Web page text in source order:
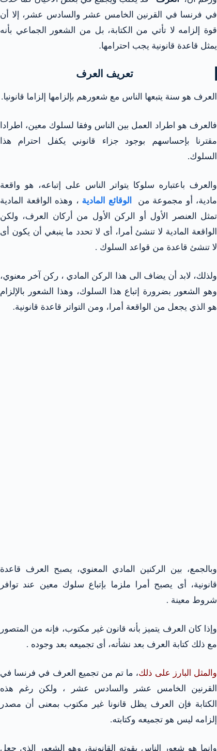
في فرنسا في القرنين الخامس عشر والسادس عشر، إلا أن
قوة إلزامه لا تأتي من الكتابة، بل من الشعور الجماعي بأنه
يمثل قاعدة قانونية يجب احترامها.
تعريف العرف
العرف هو سنة يتبعها الناس مع شعورهم بإلزامها إلزاما قانونيا.
فالعرف هو اطراد العمل بين الناس وفقا لسلوك معين، اطرادا
مقترنا بإحساسهم بوجود جزاء قانوني يكفل احترام هذا
السلوك.
والعرف باعتباره سلوكا يتواتر الناس على إتباعه، هو واقعة
مادية، أو مجموعة من
الوقائع المادية ، وهذه الواقعة المادية
تمثل العنصر الأول أو الركن الأول من أركان العرف، ولكن
الواقعة المادية لا تنشئ أمرا، أى لا تحدد ما ينبغي أن يكون أى
لا تنشئ قاعدة من قواعد السلوك .
ولذلك، لابد أن يضاف الى هذا الركن المادي ، ركن آخر معنوي،
وهو الشعور بضرورة إتباع هذا السلوك، وهذا الشعور بالإلزام
هو الذي يجعل من الواقعة أمرا، ومن التواتر قاعدة قانونية.
وبالجمع، بين الركنين المادي المعنوي، يصبح العرف قاعدة
قانونية، أى يصبح أمرا ملزما بإتباع سلوك معين عند توافر
شروط معينة .
وإذا كان العرف يتميز بأنه قانون غير مكتوب، فإنه من المتصور
مع ذلك كتابة العرف بعد نشأته، أى تجميعه بعد وجوده .
والمثل البارز على ذلك، ما تم من تجميع العرف في فرنسا في
القرنين الخامس عشر والسادس عشر ، ولكن رغم هذه
الكتابة فإن العرف يظل قانونا غير مكتوب بمعنى أن مصدر
إلزامه ليس هو تجميعه وكتابته.
وإنما هو شعور الناس بقوته القانونية، وهو الشعور الذي جعل